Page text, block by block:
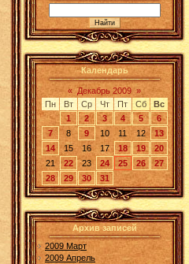
Календарь
« Декабрь 2009 »
Пн
Вт Ср Чт Пт Сб
Вс
1
2 3 4 5
6
7
8 9 10 11 12
13
14
15 16 17 18 19
20
21
22 23 24 25 26
27
28
29 30 31
Архив записей
2009 Март
2009 Апрель